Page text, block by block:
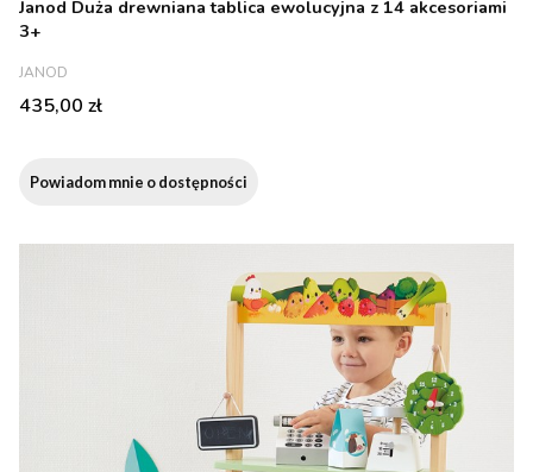
Janod Duża drewniana tablica ewolucyjna z 14 akcesoriami
3+
PRODUCENT
JANOD
Cena
435,00 zł
Powiadom mnie o dostępności